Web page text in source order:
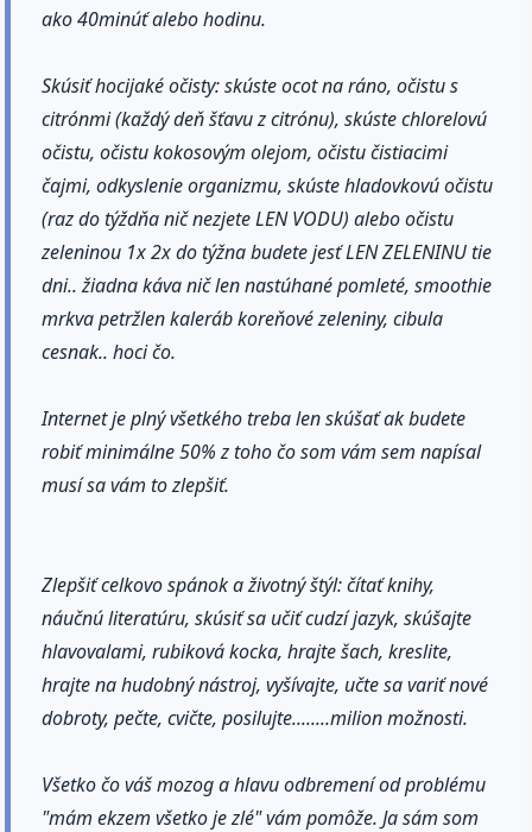
ako 40minúť alebo hodinu.
Skúsiť hocijaké očisty: skúste ocot na ráno, očistu s
citrónmi (každý deň šťavu z citrónu), skúste chlorelovú
očistu, očistu kokosovým olejom, očistu čistiacimi
čajmi, odkyslenie organizmu, skúste hladovkovú očistu
(raz do týždňa nič nezjete LEN VODU) alebo očistu
zeleninou 1x 2x do týžna budete jesť LEN ZELENINU tie
dni.. žiadna káva nič len nastúhané pomleté, smoothie
mrkva petržlen kaleráb koreňové zeleniny, cibula
cesnak.. hoci čo.
Internet je plný všetkého treba len skúšať ak budete
robiť minimálne 50% z toho čo som vám sem napísal
musí sa vám to zlepšiť.
Zlepšiť celkovo spánok a životný štýl: čítať knihy,
náučnú literatúru, skúsiť sa učiť cudzí jazyk, skúšajte
hlavovalami, rubiková kocka, hrajte šach, kreslite,
hrajte na hudobný nástroj, vyšívajte, učte sa variť nové
dobroty, pečte, cvičte, posilujte........milion možnosti.
Všetko čo váš mozog a hlavu odbremení od problému
"mám ekzem všetko je zlé" vám pomôže. Ja sám som